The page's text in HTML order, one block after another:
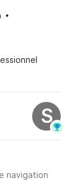
S
navigation